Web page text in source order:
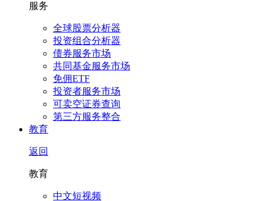
服务
全球股票分析器
投资组合分析器
债券服务市场
共同基金服务市场
免佣ETF
投资者服务市场
可卖空证券查询
第三方服务整合
教育
返回
教育
中文短视频